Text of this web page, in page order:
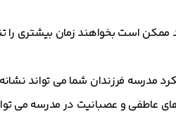
است بخواهند زمان بیشتری را
مدرسه فرزندان شما می تواند
عاطفی و عصبانیت در مدرسه می